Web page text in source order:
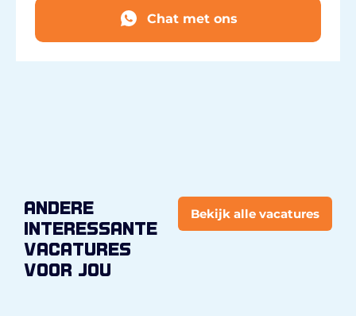
Chat met ons
andere
interessante
vacatures
voor jou
Bekijk alle vacatures